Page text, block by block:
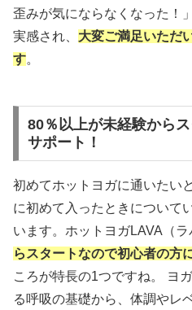
歪みが気にならなくなった！
実感され、 大変ご満足いただ
す。
80％以上が未経験から
サポート！
初めてホットヨガに通いたい
に初めて入ったときについて
います。ホットヨガLAVA（ラ
らスタートなので初心者の方
ころが特長の1つですね。 ヨ
る呼吸の基礎から、体調やレ